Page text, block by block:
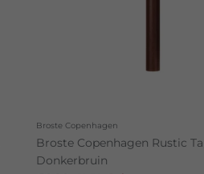
Broste Copenhagen
Broste Copenhagen Rustic
Donkerbruin